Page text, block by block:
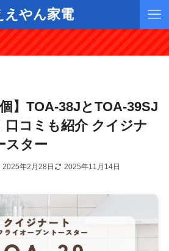
えやん家電
＞
個】TOA-38JとTOA-39SJ
口コミも紹介 クイジナ
スター
2025年2月28日 2025年11月14日